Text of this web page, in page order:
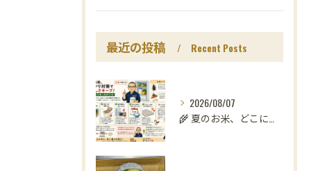
最近の投稿 Recent Posts
2026/08/07